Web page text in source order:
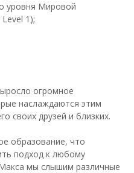
уровня Мировой
1);
огромное
наслаждаются этим
своих друзей и близких.
образование, что
подход к любому
мы слышим различные